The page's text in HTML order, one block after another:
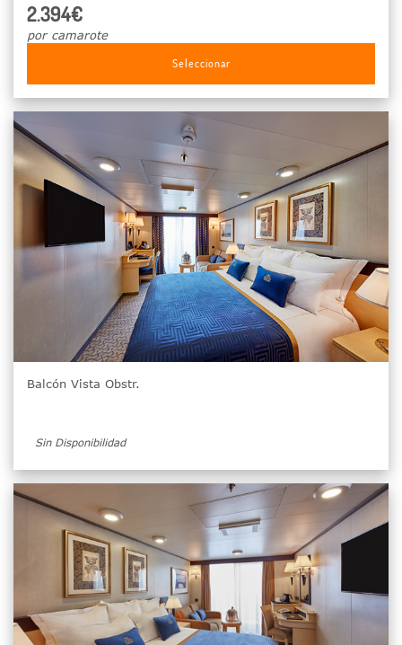
2.394€
por camarote
Seleccionar
Balcón Vista Obstr.
Sin Disponibilidad